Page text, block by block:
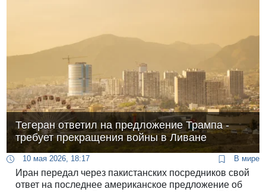
Тегеран ответил на предложение Трампа -
требует прекращения войны в Ливане
10 мая 2026, 18:17 В мире
Иран передал через пакистанских посредников свой
ответ на последнее американское предложение об